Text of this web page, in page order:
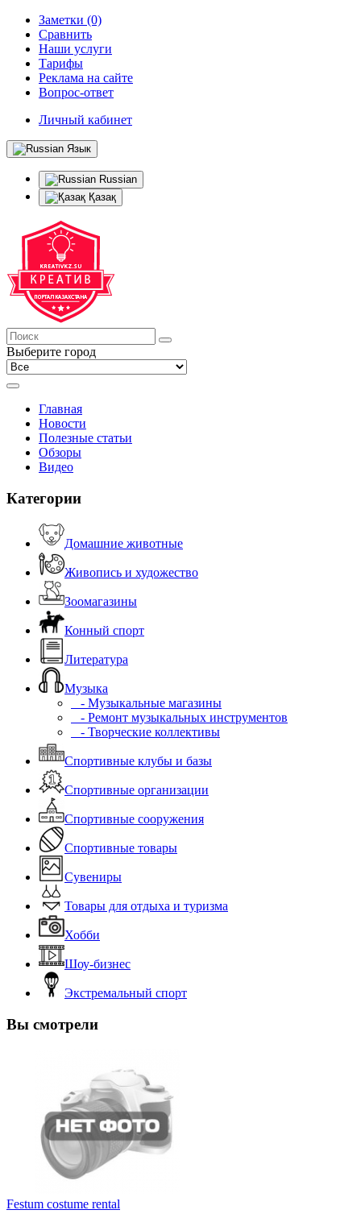
Заметки (0)
Сравнить
Наши услуги
Тарифы
Реклама на сайте
Вопрос-ответ
Личный кабинет
Язык
Russian
Қазақ
Выберите город
Главная
Новости
Полезные статьи
Обзоры
Видео
Категории
Домашние животные
Живопись и художество
Зоомагазины
Конный спорт
Литература
Музыка
- Музыкальные магазины
- Ремонт музыкальных инструментов
- Творческие коллективы
Спортивные клубы и базы
Спортивные организации
Спортивные сооружения
Спортивные товары
Сувениры
Товары для отдыха и туризма
Хобби
Шоу-бизнес
Экстремальный спорт
Вы смотрели
Festum costume rental